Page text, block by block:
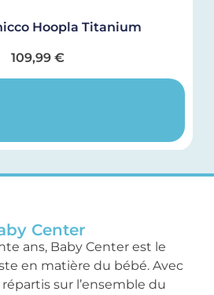
Hoopla Titanium
109,99 €
Center
ans, Baby Center est le
en matière du bébé. Avec
sur l’ensemble du